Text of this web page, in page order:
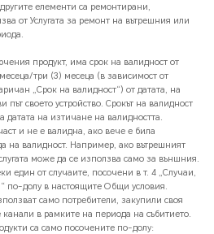
елементи са ремонтирани,
от Услугата за ремонт на вътрешния или
продукт, има срок на валидност от
три (3) месеца (в зависимост от
„Срок на валидност“) от датата, на
път своето устройство. Срокът на валидност
датата на изтичане на валидността.
и не е валидна, ако вече е била
на валидност. Например, ако вътрешният
може да се използва само за външния.
един от случаите, посочени в т. 4 „Случаи,
по-долу в настоящите Общи условия.
само потребители, закупили своя
в рамките на периода на събитието.
са само посочените по-долу: